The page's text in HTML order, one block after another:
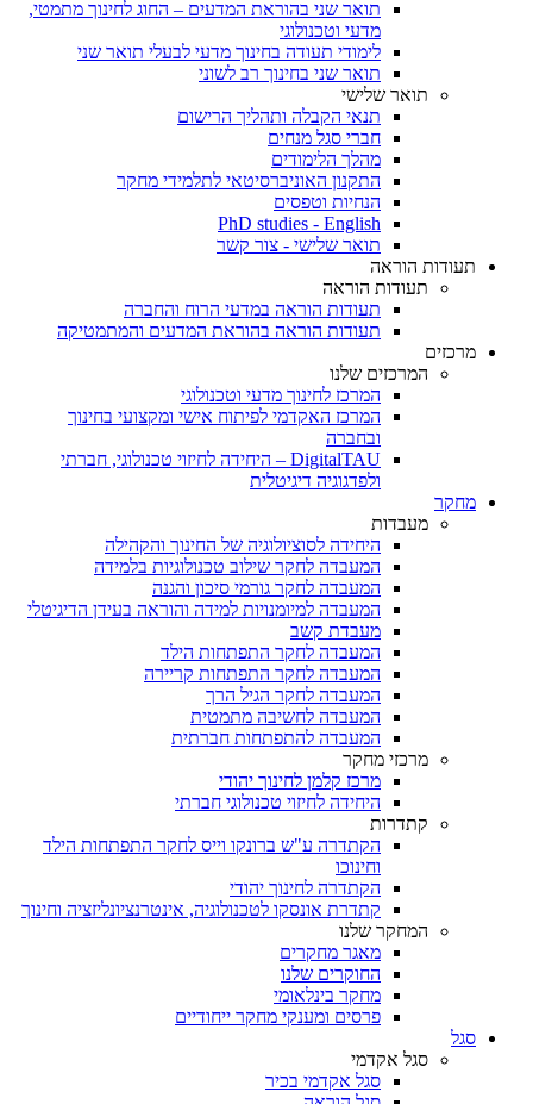
תואר שני בהוראת המדעים – החוג לחינוך מתמטי,
מדעי וטכנולוגי
לימודי תעודה בחינוך מדעי לבעלי תואר שני
תואר שני בחינוך רב לשוני
תואר שלישי
תנאי הקבלה ותהליך הרישום
חברי סגל מנחים
מהלך הלימודים
התקנון האוניברסיטאי לתלמידי מחקר
הנחיות וטפסים
PhD studies - English
תואר שלישי - צור קשר
תעודות הוראה
תעודות הוראה
תעודות הוראה במדעי הרוח והחברה
תעודות הוראה בהוראת המדעים והמתמטיקה
מרכזים
המרכזים שלנו
המרכז לחינוך מדעי וטכנולוגי
המרכז האקדמי לפיתוח אישי ומקצועי בחינוך
ובחברה
DigitalTAU – היחידה לחיזוי טכנולוגי, חברתי
ולפדגוגיה דיגיטלית
מחקר
מעבדות
היחידה לסוציולוגיה של החינוך והקהילה
המעבדה לחקר שילוב טכנולוגיות בלמידה
המעבדה לחקר גורמי סיכון והגנה
המעבדה למיומנויות למידה והוראה בעידן הדיגיטלי
מעבדת קשב
המעבדה לחקר התפתחות הילד
המעבדה לחקר התפתחות קריירה
המעבדה לחקר הגיל הרך
המעבדה לחשיבה מתמטית
המעבדה להתפתחות חברתית
מרכזי מחקר
מרכז קלמן לחינוך יהודי
היחידה לחיזוי טכנולוגי חברתי
קתדרות
הקתדרה ע"ש ברונקו וייס לחקר התפתחות הילד
וחינוכו
הקתדרה לחינוך יהודי
קתדרת אונסקו לטכנולוגיה, אינטרנציונליזציה וחינוך
המחקר שלנו
מאגר מחקרים
החוקרים שלנו
מחקר בינלאומי
פרסים ומענקי מחקר ייחודיים
סגל
סגל אקדמי
סגל אקדמי בכיר